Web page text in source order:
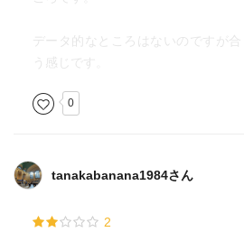
データ的なところはないのですが
う感じです。
0
tanakabanana1984さん
2